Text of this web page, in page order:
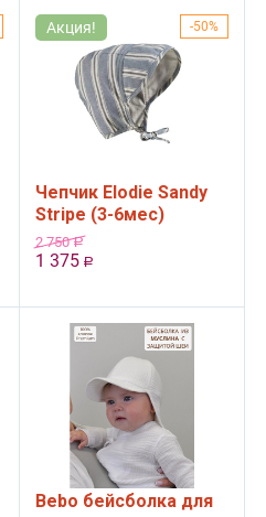
Акция! 50%
Чепчик Elodie Sandy
Stripe (3-6мес)
2 750 Р
1 375 Р
Bebo бейсболка для